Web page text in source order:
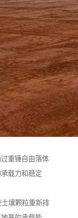
重锤自由落体
载力和稳定
壤颗粒重新排